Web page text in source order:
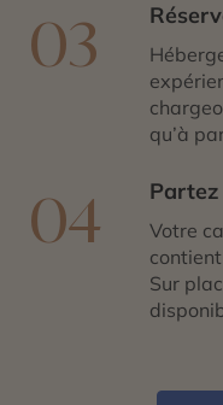
03
qu’à
04 Partez
Votre
Sur